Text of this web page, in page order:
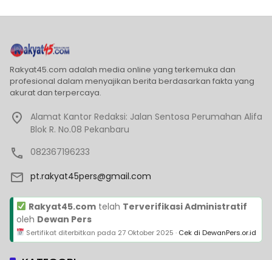
Rakyat45.com adalah media online yang terkemuka dan
profesional dalam menyajikan berita berdasarkan fakta yang
akurat dan terpercaya.
Alamat Kantor Redaksi: Jalan Sentosa Perumahan Alifa
Blok R. No.08 Pekanbaru
082367196233
pt.rakyat45pers@gmail.com
Rakyat45.comtelah Terverifikasi Administratif
oleh Dewan Pers
Sertifikat diterbitkan pada 27 Oktober 2025 · Cek di DewanPers.or.id